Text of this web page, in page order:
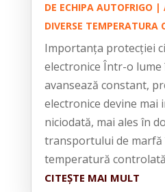
DE ECHIPA AUTOFRIGO |
DIVERSE TEMPERATURA
Importanța protecției
electronice Într-o
avansează constant,
electronice devine mai
niciodată, mai ales în
transportului de marfă
temperatură
CITEȘTE MAI MULT